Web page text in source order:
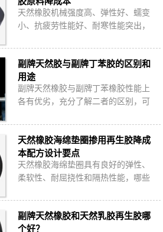
天然橡胶机械强度高、弹性好、蠕变
小、抗疲劳性能好、耐寒性能突出，
料可以替代部…
副牌天然胶与副牌丁苯胶的区别和
用途
副牌天然橡胶与副牌丁苯橡胶性能上
各有优劣，充分了解二者的区别，可
制品使用性能的前提下降低更多原料
成本。
天然橡胶海绵垫圈掺用再生胶降成
本配方设计要点
天然橡胶海绵垫圈具有良好的弹性、
柔软性、耐屈挠性和隔热性能，哪些
海绵垫圈？再生胶加多少合适？如何
设计含再生胶…
副牌天然橡胶和天然乳胶再生胶哪
个好？